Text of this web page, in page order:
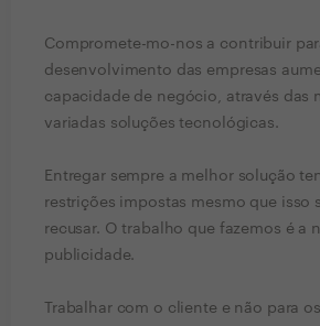
Compromete-mo-nos a contribuir
desenvolvimento das empresas
capacidade de negócio, através das
variadas soluções tecnológicas.
Entregar sempre a melhor solução
restrições impostas mesmo que isso
recusar. O trabalho que fazemos é a
publicidade.
Trabalhar com o cliente e não para